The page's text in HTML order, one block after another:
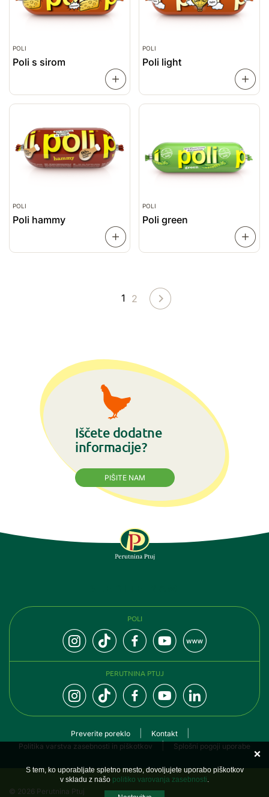
POLI
Poli s sirom
VEČ
POLI
Poli light
VEČ
POLI
Poli hammy
POLI
Poli green
1 2
Iščete dodatne
informacije?
PIŠITE NAM
POLI
PERUTNINA PTUJ
Preverite poreklo
Kontakt
Politika varstva zasebnosti in piškotkov
Splošni pogoji uporabe
© 2026 Perutnina Ptuj
S tem, ko uporabljate spletno mesto, dovoljujete uporabo piškotkov
v skladu z našo politiko varovanja zasebnosti.